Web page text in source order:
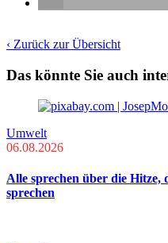
‹ Zurück zur Übersicht
Das könnte Sie auch
Umwelt
06.08.2026
Alle sprechen über die
sprechen